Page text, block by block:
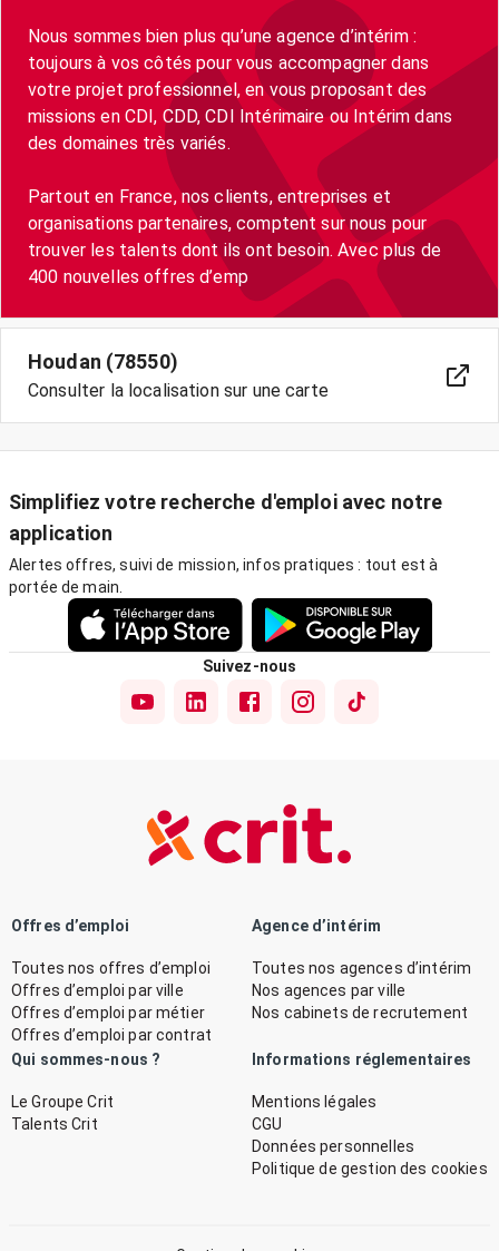
Nous sommes bien plus qu’une agence d’intérim :
toujours à vos côtés pour vous accompagner dans
votre projet professionnel, en vous proposant des
missions en CDI, CDD, CDI Intérimaire ou Intérim dans
des domaines très variés.
Partout en France, nos clients, entreprises et
organisations partenaires, comptent sur nous pour
trouver les talents dont ils ont besoin. Avec plus de
400 nouvelles offres d’emp
Houdan (78550)
Consulter la localisation sur une carte
Simplifiez votre recherche d'emploi avec notre
application
Alertes offres, suivi de mission, infos pratiques : tout est à
portée de main.
Suivez-nous
Offres d’emploi
Toutes nos offres d’emploi
Offres d’emploi par ville
Offres d’emploi par métier
Offres d’emploi par contrat
Agence d’intérim
Toutes nos agences d’intérim
Nos agences par ville
Nos cabinets de recrutement
Qui sommes-nous ?
Le Groupe Crit
Talents Crit
Informations réglementaires
Mentions légales
CGU
Données personnelles
Politique de gestion des cookies